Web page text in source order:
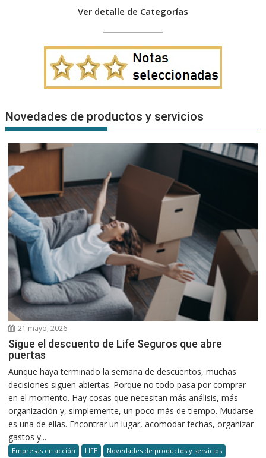
Ver detalle de Categorías
Novedades de productos y servicios
21 mayo, 2026
Sigue el descuento de Life Seguros que abre
puertas
Aunque haya terminado la semana de descuentos, muchas
decisiones siguen abiertas. Porque no todo pasa por comprar
en el momento. Hay cosas que necesitan más análisis, más
organización y, simplemente, un poco más de tiempo. Mudarse
es una de ellas. Encontrar un lugar, acomodar fechas, organizar
gastos y...
Empresas en acción LIFE Novedades de productos y servicios